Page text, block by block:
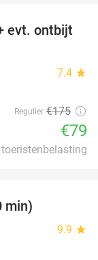
55%
evt. ontbijt
7.4 star
Regulier €175
€79
min)
9.9 star